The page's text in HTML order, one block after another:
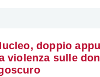
doppio
violenza sulle